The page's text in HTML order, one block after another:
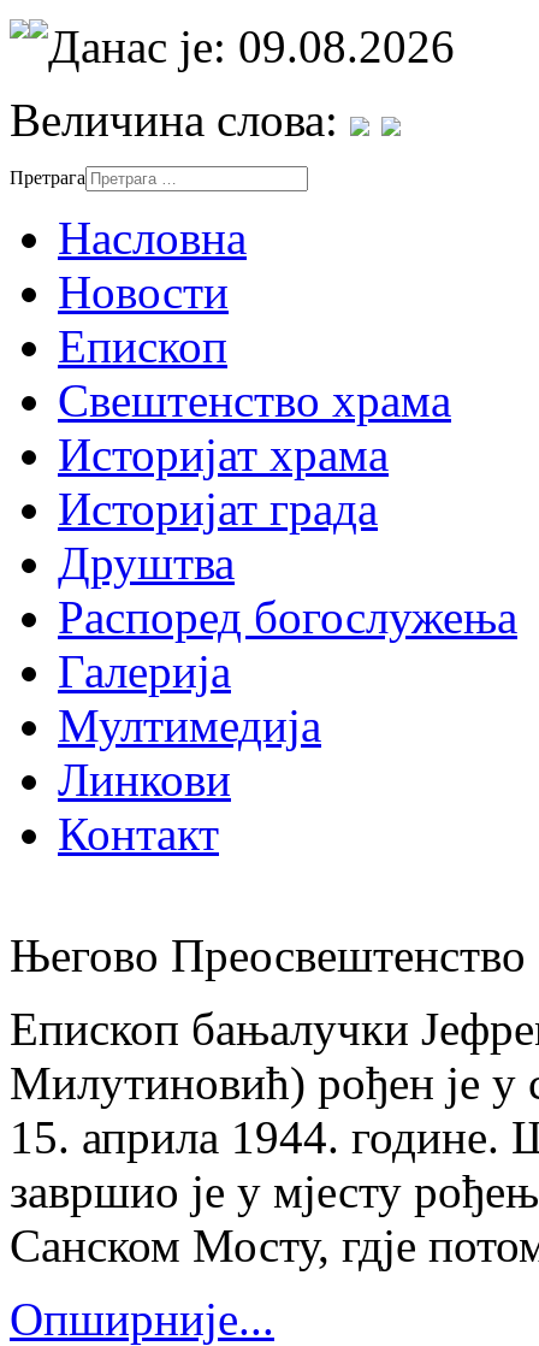
Данас је: 09.08.2026
Величина слова:
Претрага
Насловна
Новости
Епископ
Свештенство храма
Историјат храма
Историјат града
Друштва
Распоред богослужења
Галерија
Мултимедија
Линкови
Контакт
Његово
Епископ бањалучки
Милутиновић) рођен је у
15. априла 1944. године.
завршио је у мјесту
Санском Мосту, гдје
Опширније...